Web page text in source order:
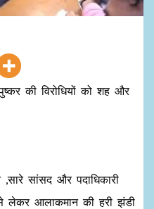
की विरोधियों को शह और
सांसद और पदाधिकारी
लेकर आलाकमान की हरी झंडी